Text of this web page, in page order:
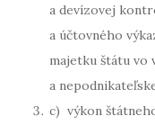
a devízovej
a účtovného
majetku štátu vo
a
c) výkon